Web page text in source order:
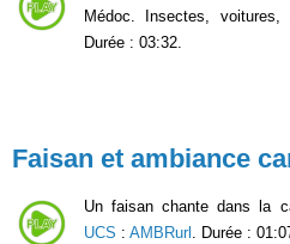
Médoc. Insectes,
Durée : 03:32.
Faisan et ambiance
Un faisan chante dans la
UCS : AMBRurl . Durée :